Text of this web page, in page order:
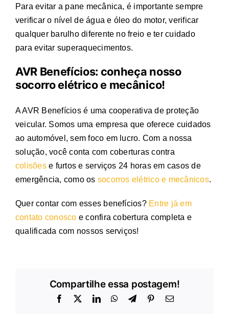
Para evitar a pane mecânica, é importante sempre
verificar o nível de água e óleo do motor, verificar
qualquer barulho diferente no freio e ter cuidado
para evitar superaquecimentos.
AVR Benefícios: conheça nosso
socorro elétrico e mecânico!
A AVR Benefícios é uma cooperativa de proteção
veicular. Somos uma empresa que oferece cuidados
ao automóvel, sem foco em lucro. Com a nossa
solução, você conta com coberturas contra
colisõese furtos e serviços 24 horas em casos de
emergência, como os socorros elétrico e mecânicos.
Quer contar com esses benefícios? Entre já em
contato conosco e confira cobertura completa e
qualificada com nossos serviços!
Compartilhe essa postagem!
Facebook LinkedInWhatsApp
TelegramPinterest
E-